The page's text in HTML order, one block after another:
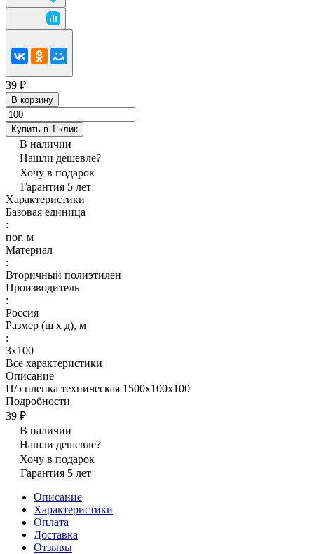
39 ₽
В корзину
Купить в 1 клик
В наличии
Нашли дешевле?
Хочу в подарок
Гарантия 5 лет
Характеристики
Базовая единица
:
пог. м
Материал
:
Вторичный полиэтилен
Производитель
:
Россия
Размер (ш х д), м
:
3х100
Все характеристики
Описание
П/э пленка техническая 1500х100х100
Подробности
39 ₽
В наличии
Нашли дешевле?
Хочу в подарок
Гарантия 5 лет
Описание
Характеристики
Оплата
Доставка
Отзывы